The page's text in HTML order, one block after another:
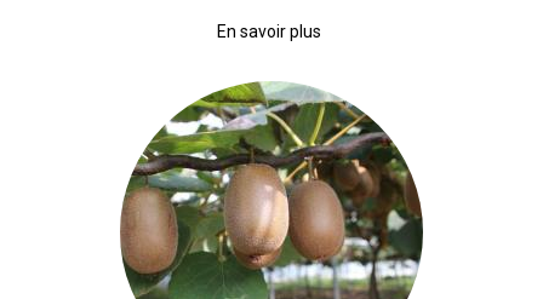
En savoir plus
:
On
prépare
le
terrain
pour
le
printemps